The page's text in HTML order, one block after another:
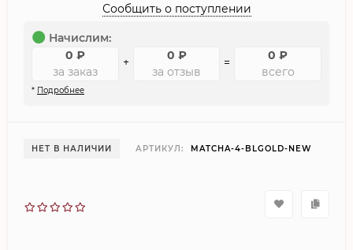
Сообщить о поступлении
Начислим:
0 ₽
за заказ
+ 0 ₽
за отзыв
= 0₽
всего
* Подробнее
НЕТ В НАЛИЧИИ АРТИКУЛ: MATCHA-4-BLGOLD-NEW